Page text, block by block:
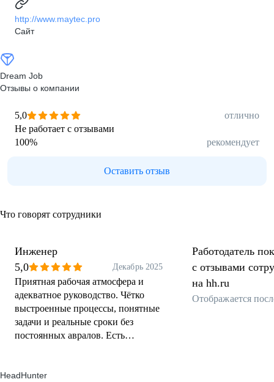
http://www.maytec.pro
Сайт
Dream Job
Отзывы о компании
5,0
отлично
Не работает с отзывами
100% рекомендует
Оставить отзыв
Что говорят сотрудники
Инженер
5,0
Декабрь 2025
Приятная рабочая атмосфера и
адекватное руководство. Чётко
выстроенные процессы, понятные
задачи и реальные сроки без
постоянных авралов. Есть
прислушиваются к мнению
Работодатель
с отзывами
на hh.ru
Отображается
HeadHunter